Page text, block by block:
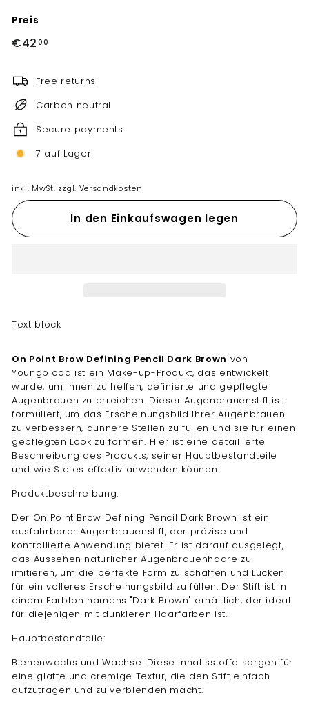
Preis
Normaler
€42 00
Free returns
Carbon neutral
Secure payments
7 auf Lager
inkl. MwSt. zzgl. Versandkosten
In den Einkaufswagen legen
Text block
On Point Brow Defining Pencil Dark Brown von
Youngblood ist ein Make-up-Produkt, das entwickelt
wurde, um Ihnen zu helfen, definierte und gepflegte
Augenbrauen zu erreichen. Dieser Augenbrauenstift ist
formuliert, um das Erscheinungsbild Ihrer Augenbrauen
zu verbessern, dünnere Stellen zu füllen und sie für einen
gepflegten Look zu formen. Hier ist eine detaillierte
Beschreibung des Produkts, seiner Hauptbestandteile
und wie Sie es effektiv anwenden können:
Produktbeschreibung:
Der On Point Brow Defining Pencil Dark Brown ist ein
ausfahrbarer Augenbrauenstift, der präzise und
kontrollierte Anwendung bietet. Er ist darauf ausgelegt,
das Aussehen natürlicher Augenbrauenhaare zu
imitieren, um die perfekte Form zu schaffen und Lücken
für ein volleres Erscheinungsbild zu füllen. Der Stift ist in
einem Farbton namens "Dark Brown" erhältlich, der ideal
für diejenigen mit dunkleren Haarfarben ist.
Hauptbestandteile:
Bienenwachs und Wachse: Diese Inhaltsstoffe sorgen für
eine glatte und cremige Textur, die den Stift einfach
aufzutragen und zu verblenden macht.